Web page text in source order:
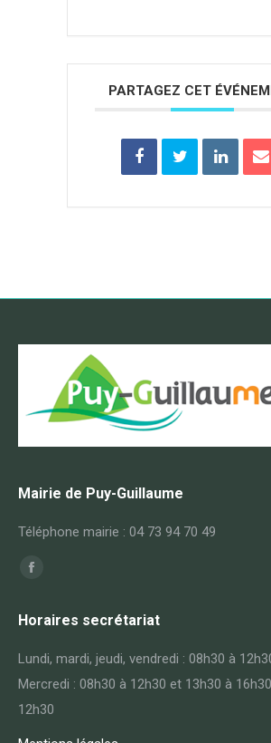
PARTAGEZ CET
Mairie de Puy-Guillaume
Téléphone mairie : 04 73 94 70 49
Trouvez nous sur :
Facebook
opens
Horaires secrétariat
Lundi, mardi, jeudi, vendredi : 08h30 à
Mercredi : 08h30 à 12h30 et 13h30 à
12h30